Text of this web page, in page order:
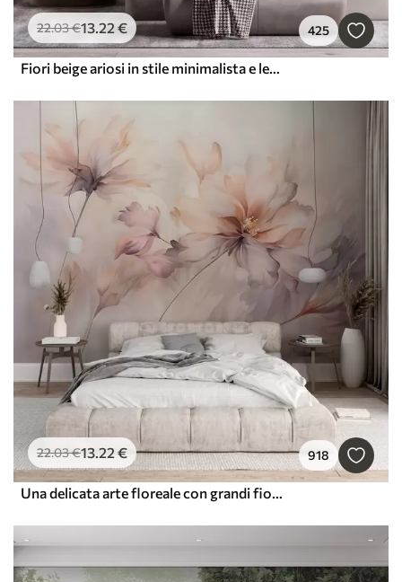
22.03€13.22€ 425
Fiori beige ariosi in stile minimalista e leggero
22.03€13.22 € 918
Una delicata arte floreale con grandi fiori color pastello dai petali traslucidi, steli morbidi e uno sfondo delicatamente diffuso